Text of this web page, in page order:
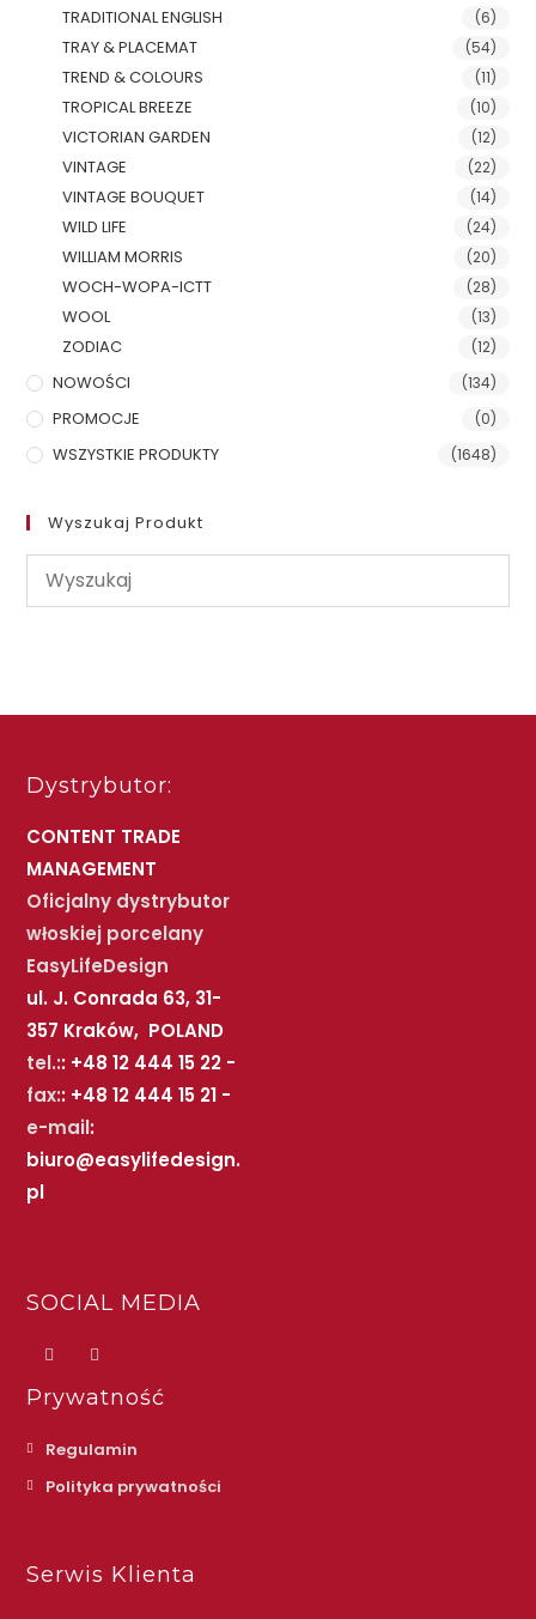
TRADITIONAL ENGLISH (6)
TRAY & PLACEMAT (54)
TREND & COLOURS (11)
TROPICAL BREEZE (10)
VICTORIAN GARDEN (12)
VINTAGE (22)
VINTAGE BOUQUET (14)
WILD LIFE (24)
WILLIAM MORRIS (20)
WOCH-WOPA-ICTT (28)
WOOL (13)
ZODIAC (12)
NOWOŚCI (134)
PROMOCJE (0)
WSZYSTKIE PRODUKTY (1648)
Wyszukaj Produkt
Dystrybutor:
CONTENT TRADE
MANAGEMENT
Oficjalny dystrybutor
włoskiej porcelany
EasyLifeDesign
ul. J. Conrada 63, 31-
357 Kraków, POLAND
tel.:: +48 12 444 15 22 -
fax:: +48 12 444 15 21 -
e-mail:
biuro@easylifedesign.
pl
SOCIAL MEDIA
Prywatność
Regulamin
Polityka prywatności
Serwis Klienta